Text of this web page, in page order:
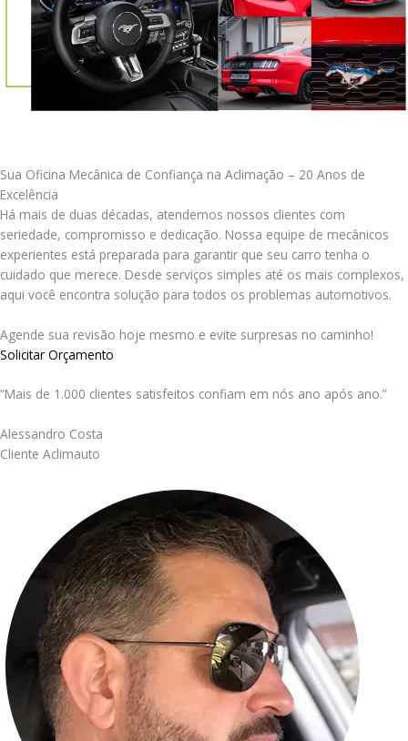
Sua Oficina Mecânica de Confiança na Aclimação – 20 Anos de
Excelência
Há mais de duas décadas, atendemos nossos clientes com
seriedade, compromisso e dedicação. Nossa equipe de mecânicos
experientes está preparada para garantir que seu carro tenha o
cuidado que merece. Desde serviços simples até os mais complexos,
aqui você encontra solução para todos os problemas automotivos.
Agende sua revisão hoje mesmo e evite surpresas no caminho!
Solicitar Orçamento
“Mais de 1.000 clientes satisfeitos confiam em nós ano após ano.”
Alessandro Costa
Cliente Aclimauto